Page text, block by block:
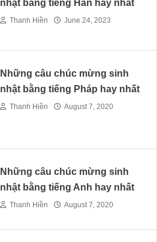
nhật bằng tiếng Hàn hay nhất
Thanh Hiền June 24, 2023
Những câu chúc mừng sinh
nhật bằng tiếng Pháp hay nhất
Thanh Hiền August 7, 2020
Những câu chúc mừng sinh
nhật bằng tiếng Anh hay nhất
Thanh Hiền August 7, 2020